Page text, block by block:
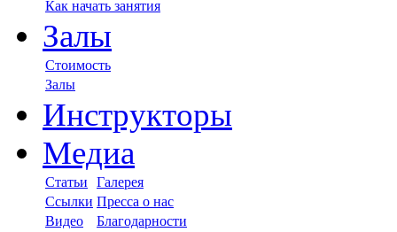
Как начать занятия
Залы
Стоимость
Залы
Инструкторы
Медиа
Статьи
Галерея
Ссылки Пресса о нас
Видео
Благодарности